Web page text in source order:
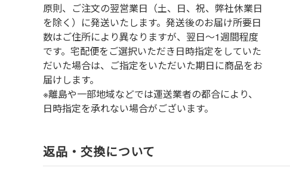
原則、ご注文の翌営業日（土、日、祝、弊社休業日
を除く）に発送いたします。発送後のお届け所要日
数はご住所により異なりますが、翌日～1週間程度
です。宅配便をご選択いただき日時指定をしていた
だいた場合は、ご指定をいただいた期日に商品をお
届けします。
※離島や一部地域などでは運送業者の都合により、
日時指定を承れない場合がございます。
返品・交換について